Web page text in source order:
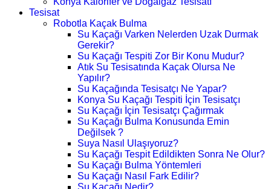
Tesisat
Robotla Kaçak Bulma
Su Kaçağı Varken Nelerden Uzak Durmak
Gerekir?
Su Kaçağı Tespiti Zor Bir Konu Mudur?
Atık Su Tesisatında Kaçak Olursa Ne
Yapılır?
Su Kaçağında Tesisatçı Ne Yapar?
Konya Su Kaçağı Tespiti İçin Tesisatçı
Su Kaçağı İçin Tesisatçı Çağırmak
Su Kaçağı Bulma Konusunda Emin
Değilsek ?
Suya Nasıl Ulaşıyoruz?
Su Kaçağı Tespit Edildikten Sonra Ne Olur?
Su Kaçağı Bulma Yöntemleri
Su Kaçağı Nasıl Fark Edilir?